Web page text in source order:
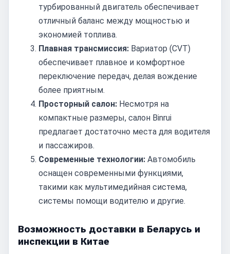
турбированный двигатель обеспечивает
отличный баланс между мощностью и
экономией топлива.
Плавная трансмиссия: Вариатор (CVT)
обеспечивает плавное и комфортное
переключение передач, делая вождение
более приятным.
Просторный салон: Несмотря на
компактные размеры, салон Binrui
предлагает достаточно места для водителя
и пассажиров.
Современные технологии: Автомобиль
оснащен современными функциями,
такими как мультимедийная система,
системы помощи водителю и другие.
Возможность доставки в Беларусь и
инспекции в Китае